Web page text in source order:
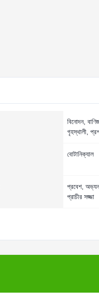
বিনোদন,
গৃহস্থালী,
বোটানিক্যাল
প্রবেশ,
প্রাচীর সজ্জা